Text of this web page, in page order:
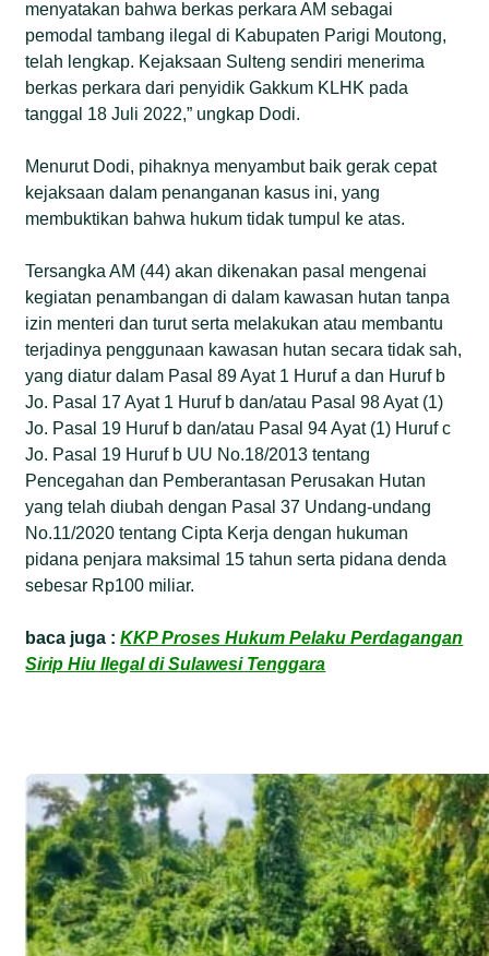
menyatakan bahwa berkas perkara AM sebagai
pemodal tambang ilegal di Kabupaten Parigi Moutong,
telah lengkap. Kejaksaan Sulteng sendiri menerima
berkas perkara dari penyidik Gakkum KLHK pada
tanggal 18 Juli 2022,” ungkap Dodi.
Menurut Dodi, pihaknya menyambut baik gerak cepat
kejaksaan dalam penanganan kasus ini, yang
membuktikan bahwa hukum tidak tumpul ke atas.
Tersangka AM (44) akan dikenakan pasal mengenai
kegiatan penambangan di dalam kawasan hutan tanpa
izin menteri dan turut serta melakukan atau membantu
terjadinya penggunaan kawasan hutan secara tidak sah,
yang diatur dalam Pasal 89 Ayat 1 Huruf a dan Huruf b
Jo. Pasal 17 Ayat 1 Huruf b dan/atau Pasal 98 Ayat (1)
Jo. Pasal 19 Huruf b dan/atau Pasal 94 Ayat (1) Huruf c
Jo. Pasal 19 Huruf b UU No.18/2013 tentang
Pencegahan dan Pemberantasan Perusakan Hutan
yang telah diubah dengan Pasal 37 Undang-undang
No.11/2020 tentang Cipta Kerja dengan hukuman
pidana penjara maksimal 15 tahun serta pidana denda
sebesar Rp100 miliar.
baca juga :KKP Proses Hukum Pelaku Perdagangan
Sirip Hiu Ilegal di Sulawesi Tenggara